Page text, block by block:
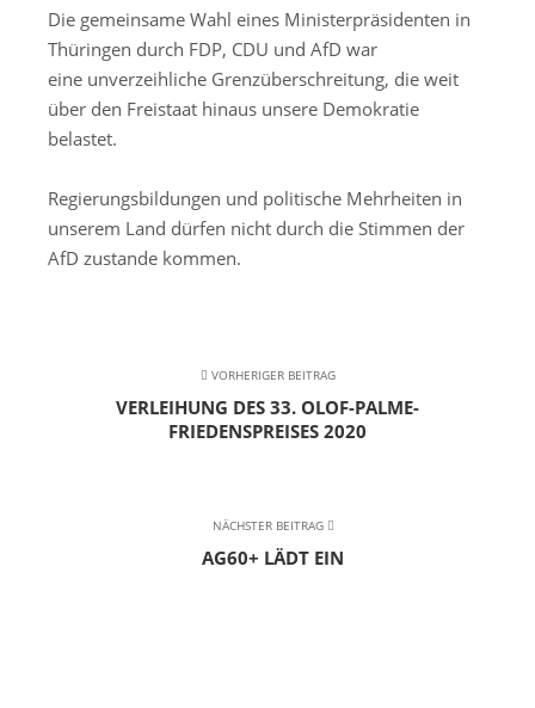
Die gemeinsame Wahl eines Ministerpräsidenten in
Thüringen durch FDP, CDU und AfD war
eine unverzeihliche Grenzüberschreitung, die weit
über den Freistaat hinaus unsere Demokratie
belastet.
Regierungsbildungen und politische Mehrheiten in
unserem Land dürfen nicht durch die Stimmen der
AfD zustande kommen.
VORHERIGER BEITRAG
VERLEIHUNG DES 33. OLOF-PALME-
FRIEDENSPREISES 2020
NÄCHSTER BEITRAG
AG60+ LÄDT EIN